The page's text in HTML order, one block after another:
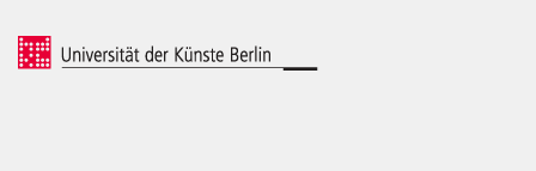
© 2026 Universität der Künste Berlin